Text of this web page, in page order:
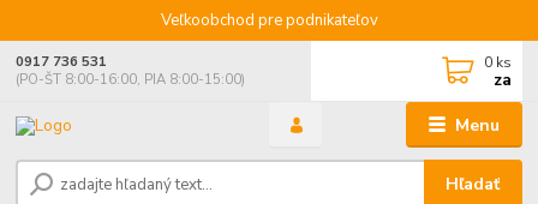
Veľkoobchod pre podnikateľov
Menu
Hľadať
0917 736 531
(PO-ŠT 8:00-16:00, PIA 8:00-15:00)
0 ks
za